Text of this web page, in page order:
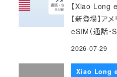
【Xiao Long
【新登場】ア
eSIM（通話
2026-07-29
Xiao Long